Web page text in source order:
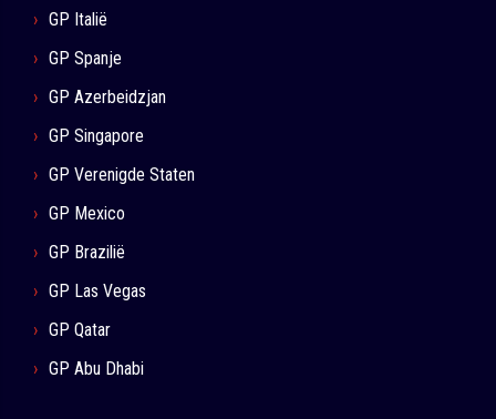
GP Italië
GP Spanje
GP Azerbeidzjan
GP Singapore
GP Verenigde Staten
GP Mexico
GP Brazilië
GP Las Vegas
GP Qatar
GP Abu Dhabi